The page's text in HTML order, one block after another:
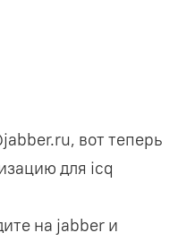
вот теперь
для icq
на jabber и